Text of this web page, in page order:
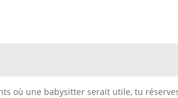
où une babysitter serait utile, tu